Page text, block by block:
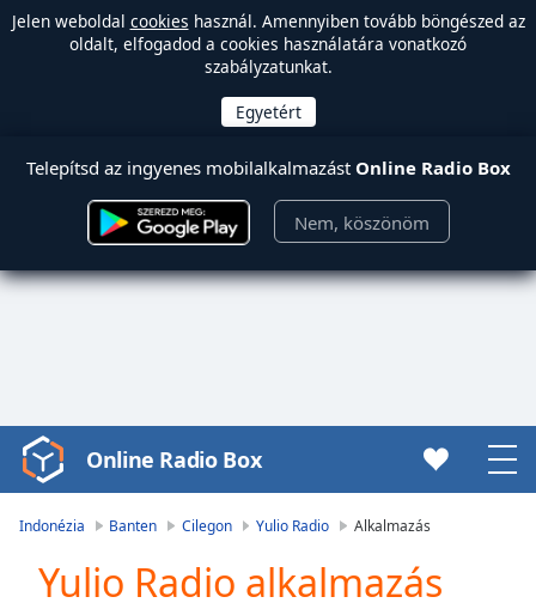
Jelen weboldal cookies használ. Amennyiben tovább böngészed az
oldalt, elfogadod a cookies használatára vonatkozó
szabályzatunkat.
Telepítsd az ingyenes mobilalkalmazást Online Radio Box
Nem, köszönöm
Video
Player
Play
Video
Online Radio Box
Indonézia Banten Cilegon Yulio Radio Alkalmazás
Yulio Radio alkalmazás